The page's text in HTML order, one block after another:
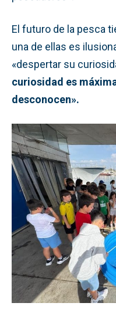
El futuro de la pesca
una de ellas es
«despertar su
curiosidad es
desconocen».